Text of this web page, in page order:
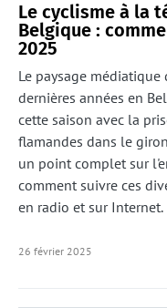
Le cyclisme à la
Belgique :
2025
Le paysage
dernières années en
cette saison avec la
flamandes dans le
un point complet sur
comment suivre ces
en radio et sur Internet.
26 février 2025